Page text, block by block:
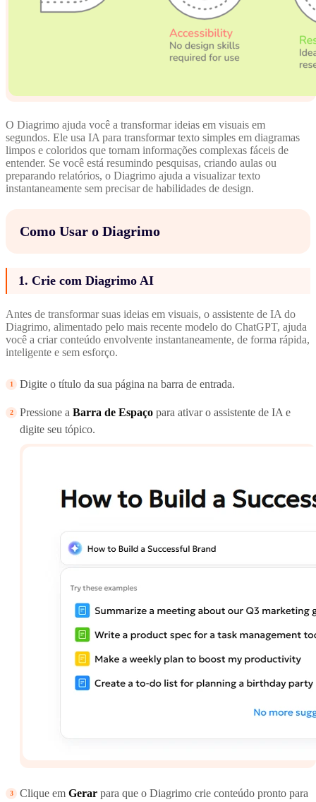
O Diagrimo ajuda você a transformar ideias em visuais em
segundos. Ele usa IA para transformar texto simples em diagramas
limpos e coloridos que tornam informações complexas fáceis de
entender. Se você está resumindo pesquisas, criando aulas ou
preparando relatórios, o Diagrimo ajuda a visualizar texto
instantaneamente sem precisar de habilidades de design.
Como Usar o Diagrimo
1. Crie com Diagrimo AI
Antes de transformar suas ideias em visuais, o assistente de IA do
Diagrimo, alimentado pelo mais recente modelo do ChatGPT, ajuda
você a criar conteúdo envolvente instantaneamente, de forma rápida,
inteligente e sem esforço.
Digite o título da sua página na barra de entrada.
Pressione a Barra de Espaço para ativar o assistente de IA e
digite seu tópico.
Clique em Gerar para que o Diagrimo crie conteúdo pronto para